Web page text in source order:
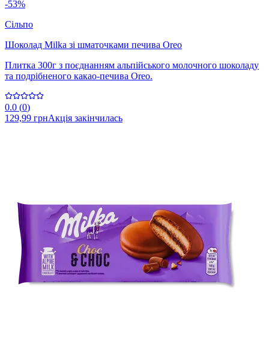
-53%
Сільпо
Шоколад Milka зі шматочками печива Oreo
Плитка 300г з поєднанням альпійського молочного шоколаду
та подрібненого какао-печива Oreo.
0.0 (0)
129,99 грнАкція закінчилась